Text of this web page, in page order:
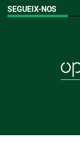
SEGUEIX-NOS